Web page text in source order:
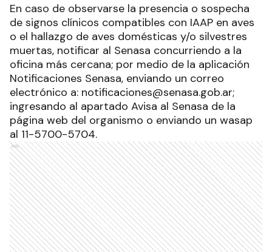
En caso de observarse la presencia o sospecha
de signos clínicos compatibles con IAAP en aves
o el hallazgo de aves domésticas y/o silvestres
muertas, notificar al Senasa concurriendo a la
oficina más cercana; por medio de la aplicación
Notificaciones Senasa, enviando un correo
electrónico a: notificaciones@senasa.gob.ar;
ingresando al apartado Avisa al Senasa de la
página web del organismo o enviando un wasap
al 11-5700-5704.
Ads